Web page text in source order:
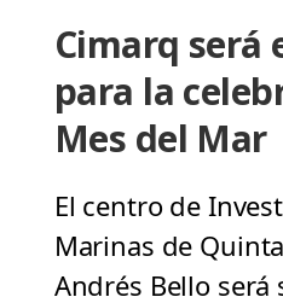
Cimarq será
para la
Mes del Mar
El centro de
Marinas de
Andrés Bello será